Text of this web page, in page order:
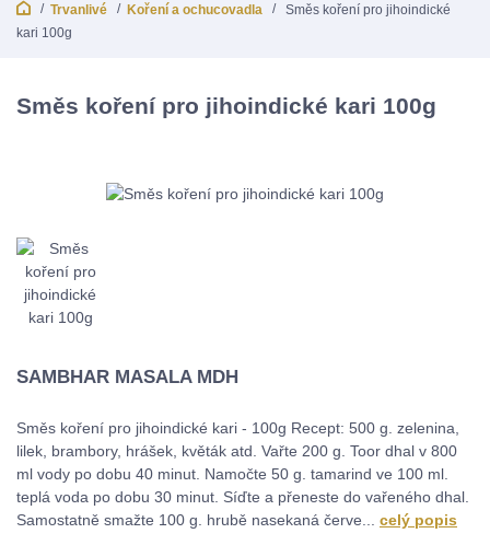
Trvanlivé Koření a ochucovadla
Směs koření pro jihoindické
kari 100g
Směs koření pro jihoindické kari 100g
SAMBHAR MASALA MDH
Směs koření pro jihoindické kari - 100g Recept: 500 g. zelenina,
lilek, brambory, hrášek, květák atd. Vařte 200 g. Toor dhal v 800
ml vody po dobu 40 minut. Namočte 50 g. tamarind ve 100 ml.
teplá voda po dobu 30 minut. Síďte a přeneste do vařeného dhal.
Samostatně smažte 100 g. hrubě nasekaná červe... celý popis